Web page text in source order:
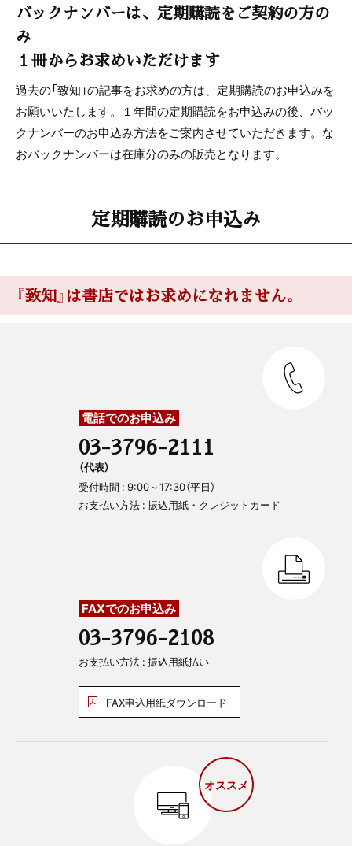
バックナンバーは、定期購読をご契約の方の
み
１冊からお求めいただけます
過去の「致知」の記事をお求めの方は、定期購読のお申込みを
お願いいたします。１年間の定期購読をお申込みの後、バッ
クナンバーのお申込み方法をご案内させていただきます。な
おバックナンバーは在庫分のみの販売となります。
定期購読のお申込み
『致知』は書店ではお求めになれません。
電話でのお申込み
03-3796-2111
（代表）
受付時間 : 9:00～17:30（平日）
お支払い方法 : 振込用紙・クレジットカード
FAXでのお申込み
03-3796-2108
お支払い方法 : 振込用紙払い
FAX申込用紙ダウンロード
オススメ